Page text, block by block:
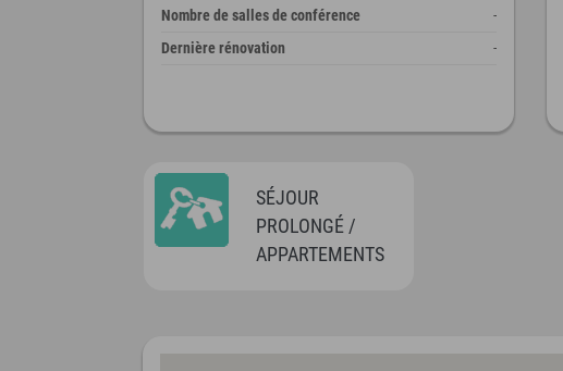
Nombre de salles de conférence
-
Dernière rénovation
-
SÉJOUR
PROLONGÉ /
APPARTEMENTS